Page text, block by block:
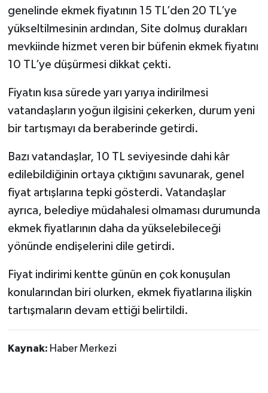
genelinde ekmek fiyatının 15 TL’den 20 TL’ye
yükseltilmesinin ardından, Site dolmuş durakları
mevkiinde hizmet veren bir büfenin ekmek fiyatını
10 TL’ye düşürmesi dikkat çekti.
Fiyatın kısa sürede yarı yarıya indirilmesi
vatandaşların yoğun ilgisini çekerken, durum yeni
bir tartışmayı da beraberinde getirdi.
Bazı vatandaşlar, 10 TL seviyesinde dahi kâr
edilebildiğinin ortaya çıktığını savunarak, genel
fiyat artışlarına tepki gösterdi. Vatandaşlar
ayrıca, belediye müdahalesi olmaması durumunda
ekmek fiyatlarının daha da yükselebileceği
yönünde endişelerini dile getirdi.
Fiyat indirimi kentte günün en çok konuşulan
konularından biri olurken, ekmek fiyatlarına ilişkin
tartışmaların devam ettiği belirtildi.
Kaynak: Haber Merkezi
Kültür - Sanat
Politika
Resmi İlan
Röportaj
Sağlık
SİYASET
Ulusal
Yaşam